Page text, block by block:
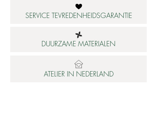
SERVICE TEVREDENHEIDSGARANTIE
DUURZAME MATERIALEN
ATELIER IN NEDERLAND